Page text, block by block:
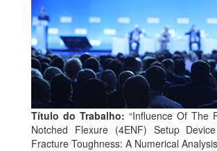
Título do Trabalho: “Influence Of The
Notched Flexure (4ENF) Setup
Fracture Toughness: A Numerical